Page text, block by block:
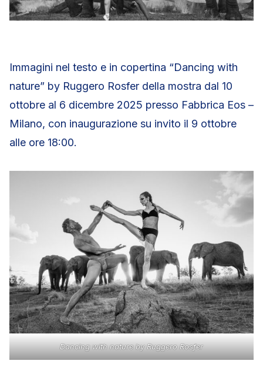
Immagini nel testo e in copertina “Dancing with
nature” by Ruggero Rosfer della mostra dal 10
ottobre al 6 dicembre 2025 presso Fabbrica Eos –
Milano, con inaugurazione su invito il 9 ottobre
alle ore 18:00.
Dancing with nature by Ruggero Rosfer